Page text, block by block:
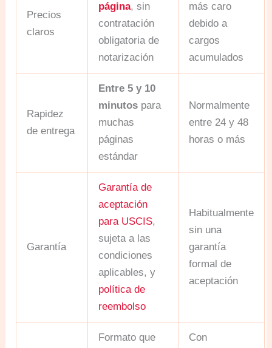
Precios
claros
página, sin
contratación
obligatoria de
notarización
más caro
debido a
cargos
acumulados
Rapidez
de entrega
Entre 5 y 10
minutos para
muchas
páginas
estándar
Normalmente
entre 24 y 48
horas o más
Garantía
Garantía de
aceptación
para USCIS,
sujeta a las
condiciones
aplicables, y
política de
reembolso
Habitualmente
sin una
garantía
formal de
aceptación
Formato que
Con